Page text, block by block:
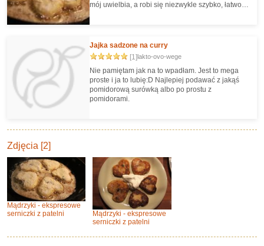
mój uwielbia, a robi się niezwykle szybko, łatwo i
Jajka sadzone na curry
[1]lakto-ovo-wege
Nie pamiętam jak na to wpadłam. Jest to mega
proste i ja to lubię:D Najlepiej podawać z jakąś
pomidorową surówką albo po prostu z
pomidorami.
Zdjęcia [2]
Mądrzyki - ekspresowe
serniczki z patelni
Mądrzyki - ekspresowe
serniczki z patelni